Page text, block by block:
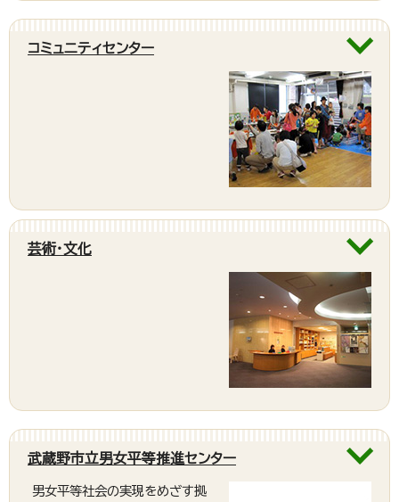
コミュニティセンター
芸術・文化
武蔵野市立男女平等推進センター
男女平等社会の実現をめざす拠